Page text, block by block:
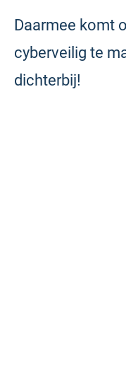
Daarmee komt
cyberveilig te
dichterbij!